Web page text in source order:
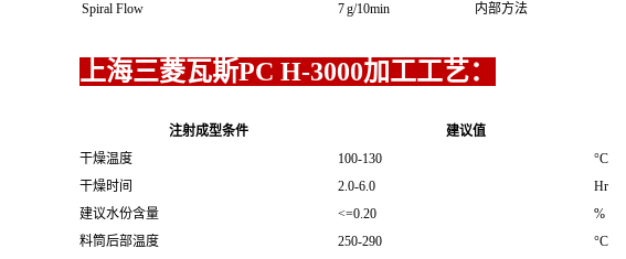
Spiral Flow
7g/10min 内部方法
上海三菱瓦斯PC H-3000加工工艺：
注射成型条件 建议值
干燥温度
100-130
°C
干燥时间
2.0-6.0
Hr
建议水份含量
<=0.20
%
料筒后部温度
250-290
°C